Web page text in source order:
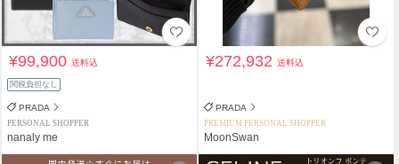
¥99,900送料込
関税負担なし
PRADA
PERSONAL SHOPPER
nanaly me
¥272,932送料込
PRADA
PREMIUM PERSONAL SHOPPER
MoonSwan